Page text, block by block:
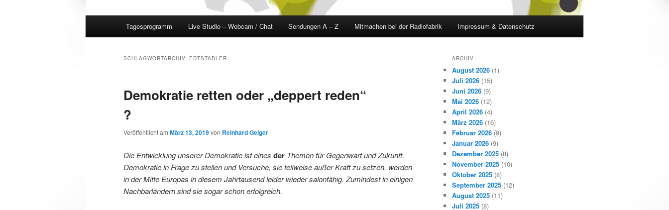
Tagesprogramm Live Studio – Webcam / Chat Sendungen A – Z Mitmachen bei der Radiofabrik Impressum & Datenschutz
SCHLAGWORTARCHIV: EDTSTADLER
Demokratie retten oder „deppert reden“
?
Veröffentlicht am März 13, 2019von Reinhard Geiger
Die Entwicklung unserer Demokratie ist eines der Themen für Gegenwart und Zukunft.
Demokratie in Frage zu stellen und Versuche, sie teilweise außer Kraft zu setzen, werden
in der Mitte Europas in diesem Jahrtausend leider wieder salonfähig. Zumindest in einigen
Nachbarländern sind sie sogar schon erfolgreich.
ARCHIV
August 2026 (1)
Juli 2026 (15)
Juni 2026 (9)
Mai 2026 (12)
April 2026 (4)
März 2026 (16)
Februar 2026 (9)
Januar 2026 (9)
Dezember 2025 (8)
November 2025 (10)
Oktober 2025 (8)
September 2025 (12)
August 2025 (11)
Juli 2025 (8)